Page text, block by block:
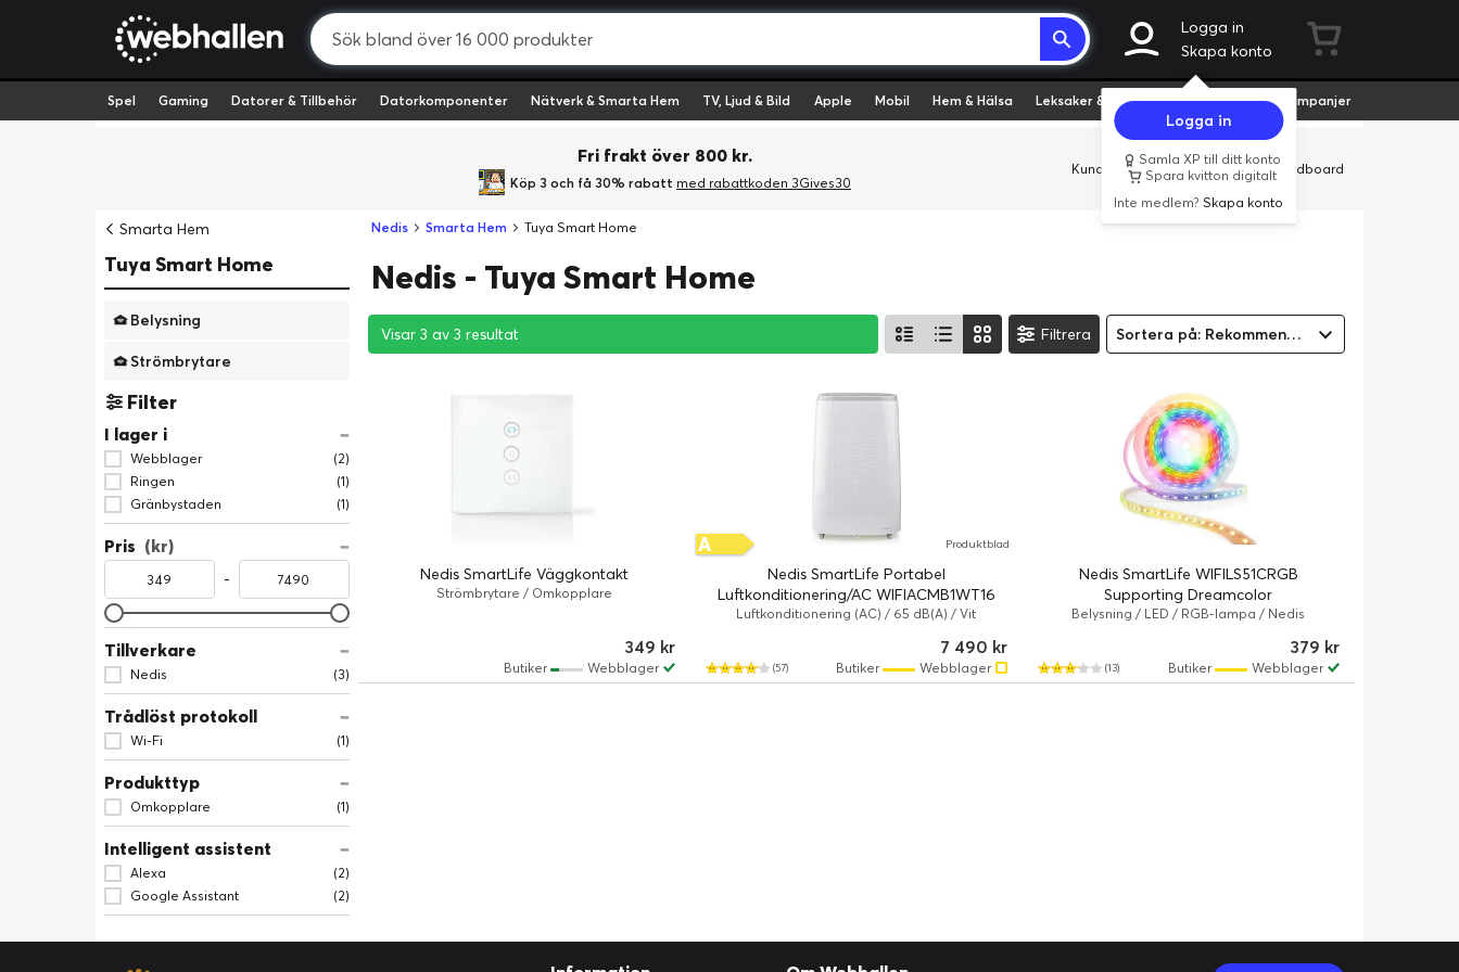
Logga in
Skapa konto
Logga in
Samla XP till ditt konto
Spara kvitton digitalt
Inte medlem?Skapa konto
Spel Gaming Datorer & Tillbehör Datorkomponenter Nätverk & Smarta Hem TV, Ljud & Bild Apple Mobil Hem & Hälsa Leksaker & Hobby Fyndvaror Kampanjer
Fri frakt över 800 kr.
Köp 3 och få 30% rabatt med rabattkoden 3Gives30
Kundservice Butiker Företag Cardboard
Smarta Hem
Tuya Smart Home
Belysning
Strömbrytare
Filter
I lager i
Webblager
(2)
Ringen
(1)
Gränbystaden
(1)
Pris (kr)
-
Tillverkare
Nedis (3)
Trådlöst protokoll
Wi-Fi (1)
Produkttyp
Omkopplare (1)
Intelligent assistent
Alexa
(2)
Google Assistant
(2)
Nedis Smarta Hem Tuya Smart Home
Nedis - Tuya Smart Home
Visar 3 av 3 resultat
Visar 3 av 3 resultat
Visar 3 av 3 resultat Filtrera Sortera på: Rekommenderad
Nedis SmartLife Väggkontakt
Strömbrytare / Omkopplare
349 kr
Webblager
Butiker
Nedis SmartLife Portabel
Luftkonditionering/AC WIFIACMB1WT16
Luftkonditionering (AC) / 65 dB(A) / Vit
A Produktblad
(57)
7 490 kr
Webblager
Butiker
Nedis SmartLife WIFILS51CRGB
Supporting Dreamcolor
Belysning / LED / RGB-lampa / Nedis
(13)
379 kr
Webblager
Butiker